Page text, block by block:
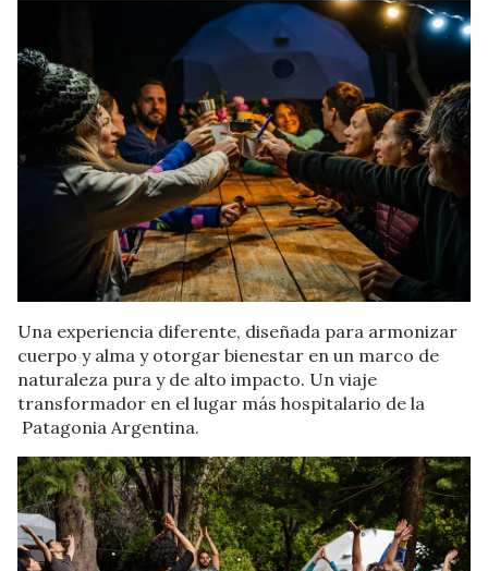
Una experiencia diferente, diseñada para armonizar
cuerpo y alma y otorgar bienestar en un marco de
naturaleza pura y de alto impacto. Un viaje
transformador en el lugar más hospitalario de la
Patagonia Argentina.